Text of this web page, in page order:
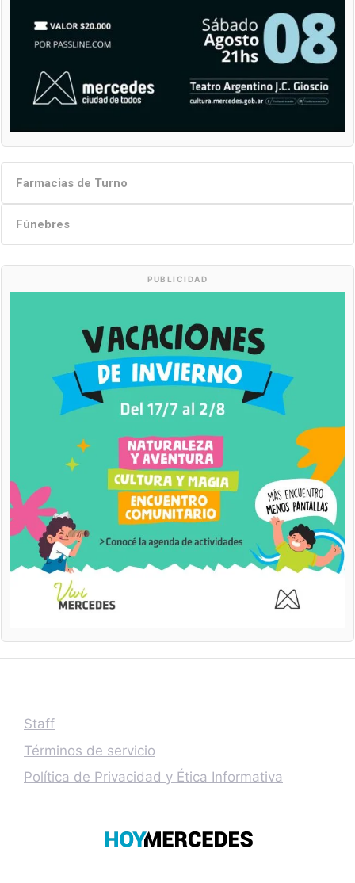
Farmacias de Turno
Fúnebres
PUBLICIDAD
Staff
Términos de servicio
Política de Privacidad y Ética Informativa